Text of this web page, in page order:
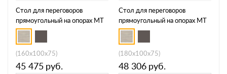
Стол для переговоров
прямоугольный на опорах МТ
МР Б1Б 149
(160x100x75)
45 475 руб.
Стол для переговоров
прямоугольный на опорах МТ
МР Б1Б 150
(180x100x75)
48 306 руб.